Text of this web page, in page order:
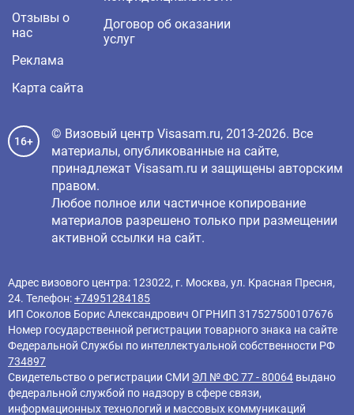
Отзывы о
нас
Реклама
Карта сайта
Договор об оказании
услуг
16+
© Визовый центр Visasam.ru, 2013-2026. Все
материалы, опубликованные на сайте,
принадлежат Visasam.ru и защищены авторским
правом.
Любое полное или частичное копирование
материалов разрешено только при размещении
активной ссылки на сайт.
Адрес визового центра: 123022, г. Москва, ул. Красная Пресня,
24. Телефон:+74951284185
ИП Соколов Борис Александрович ОГРНИП 317527500107676
Номер государственной регистрации товарного знака на сайте
Федеральной Службы по интеллектуальной собственности РФ
734897
Свидетельство о регистрации СМИ ЭЛ № ФС 77 - 80064 выдано
федеральной службой по надзору в сфере связи,
информационных технологий и массовых коммуникаций